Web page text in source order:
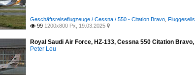
Geschäftsreiseflugzeuge / Cessna / 550 - Citation Bravo
 99 1200x800 Px, 19.03.2025 
Royal Saudi Air Force, HZ-133, Cessna 550 Citation
Peter Leu